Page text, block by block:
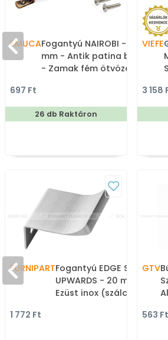
EMUCAFogantyú NAIROBI - 96
mm - Antik patina barna
- Zamak fém ötvözet -
697 Ft
26 db Raktáron
VIEFE
3 158
FURNIPARTFogantyú EDGE STRAIGHT
UPWARDS - 20 mm -
Ezüst inox (szálcsiszolt) -
1 772 Ft
GTV
563 Ft